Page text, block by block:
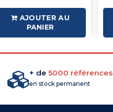
AJOUTER AU
PANIER
+ de 5000 références
en stock permanent